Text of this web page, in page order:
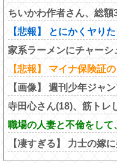
ちいかわ作者さん、総
【悲報】 とにかくヤり
家系ラーメンにチャー
【悲報】 マイナ保険証
【画像】 週刊少年ジャ
寺田心さん(18)、筋トレ
職場の人妻と不倫をして
【凄すぎる】 力士の嫁